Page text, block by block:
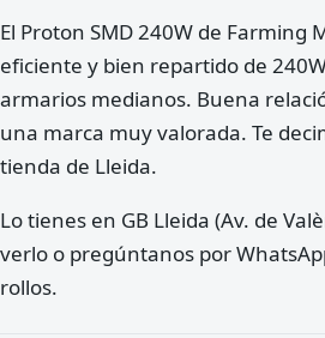
El Proton SMD 240W de Farming
eficiente y bien repartido de
armarios medianos. Buena
una marca muy valorada. Te
tienda de Lleida.
Lo tienes en GB Lleida (Av. de
verlo o pregúntanos por
rollos.